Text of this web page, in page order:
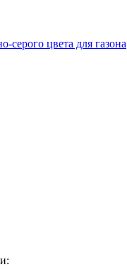
серого цвета для газона